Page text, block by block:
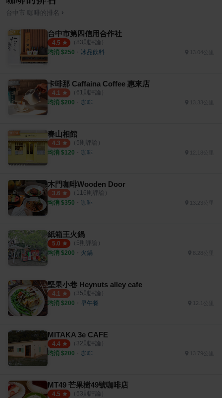
台中市 咖啡 的排名 ›
台中市第四信用合作社
4.5 （ 83則評論）
均消 $250 ・ 冰品飲料 13.04公里
卡啡那 Caffaina Coffee 惠來店
4.1 （ 61 則評論）
均消 $200 ・ 咖啡
春山相館
4.3 （ 5則評論）
均消 $120 ・ 咖啡
木門咖啡Wooden Door
3.6 （ 116則評論）
均消 $350 ・ 咖啡
紙箱王火鍋
5.0 （ 5則評論）
均消 $200 ・ 火鍋
堅果小巷 Heynuts alley cafe
4.1 （ 35則評論）
均消 $200 ・ 早午餐
MITAKA 3e CAFE
4.4 （ 32則評論）
均消 $200 ・ 咖啡
MT49 芒果樹49號咖啡店
4.5 （ 53則評論）